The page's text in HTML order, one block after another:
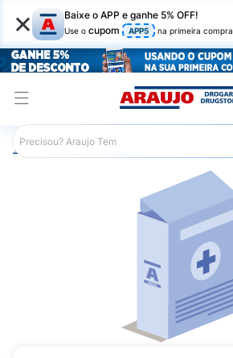
× Baixe o APP e ganhe 5% OFF!
Use o cupom APP5 na primeira compra
Araujo Medicamentos